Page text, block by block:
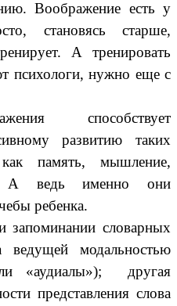
Воображение есть у
становясь старше,
А тренировать
психологи, нужно еще с
способствует
развитию таких
память, мышление,
А ведь именно они
ребенка.
словарных
модальностью
«аудиалы»); другая
представления слова